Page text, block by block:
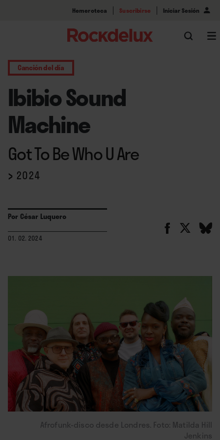
Hemeroteca Suscribirse Iniciar Sesión
Canción del día
Ibibio Sound
Machine
Got To Be Who U Are
› 2024
Por César Luquero
01. 02. 2024
Afrofunk-disco desde Londres. Foto: Matilda Hill
Jenkins